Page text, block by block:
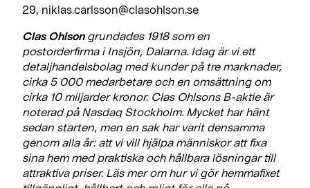
29, niklas.carlsson@clasohlson.se
Clas Ohlson grundades 1918 som en
postorderfirma i Insjön, Dalarna. Idag är vi ett
detaljhandelsbolag med kunder på tre marknader,
cirka 5 000 medarbetare och en omsättning om
cirka 10 miljarder kronor. Clas Ohlsons B-aktie är
noterad på Nasdaq Stockholm. Mycket har hänt
sedan starten, men en sak har varit densamma
genom alla år: att vi vill hjälpa människor att fixa
sina hem med praktiska och hållbara lösningar till
attraktiva priser. Läs mer om hur vi gör hemmafixet